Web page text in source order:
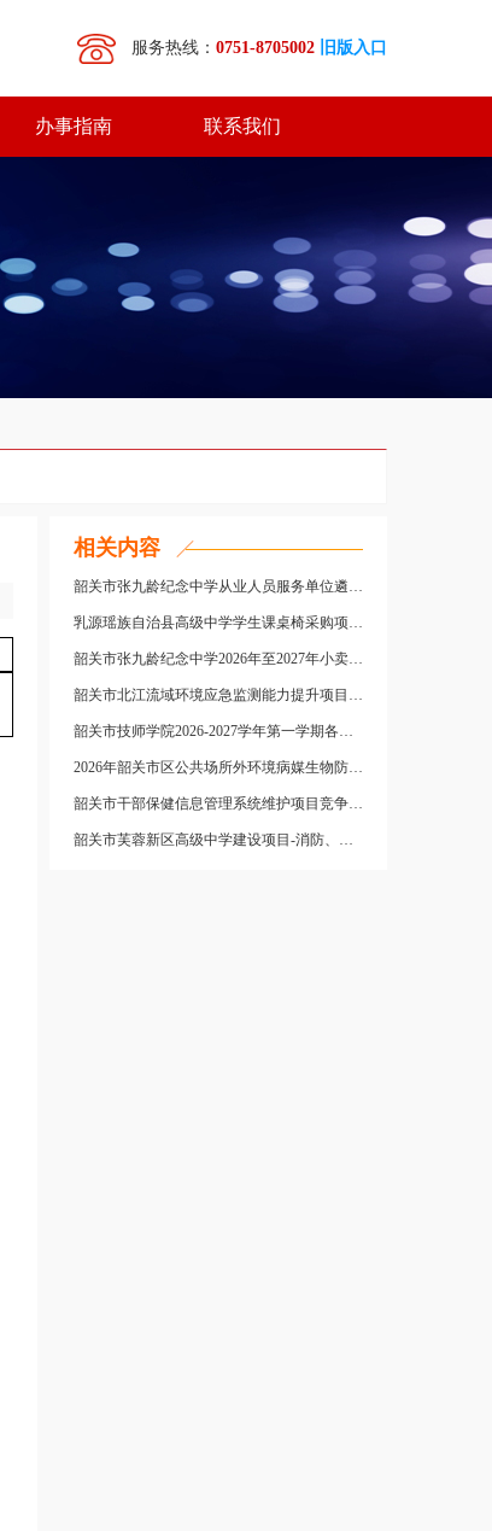
服务热线： 0751-8705002 旧版入口
办事指南 联系我们
相关内容
韶关市张九龄纪念中学从业人员服务单位遴选项目（二次）中标结果公告
乳源瑶族自治县高级中学学生课桌椅采购项目成交结果公告
韶关市张九龄纪念中学2026年至2027年小卖部供货入库资格采购项目中标结果公告
韶关市北江流域环境应急监测能力提升项目中标结果公告
韶关市技师学院2026-2027学年第一学期各教学系新增实训耗材及低值工量具仪器采购项目招标公告
2026年韶关市区公共场所外环境病媒生物防治服务项目招标公告
韶关市干部保健信息管理系统维护项目竞争性磋商公告
韶关市芙蓉新区高级中学建设项目-消防、暖通工程失败公告